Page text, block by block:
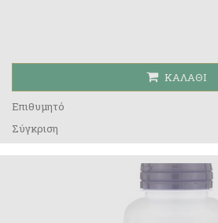
ΚΑΛΆΘΙ
Επιθυμητό
Σύγκριση